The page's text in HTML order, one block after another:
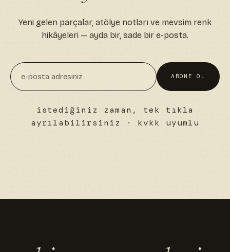
Yeni gelen parçalar, atölye notları ve mevsim renk
hikâyeleri — ayda bir, sade bir e-posta.
ABONE OL
istediğiniz zaman, tek tıkla
ayrılabilirsiniz · kvkk uyumlu